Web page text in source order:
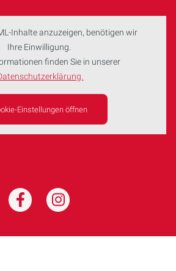
Inhalte anzuzeigen, benötigen wir
Ihre Einwilligung.
finden Sie in unserer
Einstellungen öffnen